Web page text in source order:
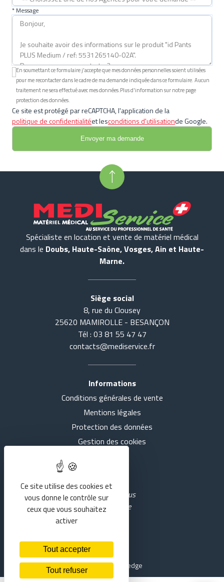
Services
Contact
RESPIRER
MEDICO-CHIRURGICALE
* Message
En soumettant ce formulaire j'accepte que mes données personnelles soient utilisées
pour me recontacter dans le cadre de ma demande indiquée dans ce formulaire. Aucun
traitement ne sera effectué avec mes données.Plus d'information sur notre page
protection des données.
Ce site est protégé par reCAPTCHA, l'application de la
politique de confidentialitéet lesconditions d'utilisationde Google.
Spécialiste en location et vente de matériel médical
dans le Doubs, Haute-Saône, Vosges, Ain et Haute-
Marne.
Siège social
8, rue du Clousey
25620 MAMIROLLE - BESANÇON
Tél : 03 81 55 47 47
contacts@mediservice.fr
Informations
Conditions générales de vente
Mentions légales
Protection des données
Gestion des cookies
Rejoignez-nous
sur YouTube
Réalisation Koredge
Ce site utilise des cookies et
vous donne le contrôle sur
ceux que vous souhaitez
activer
Tout accepter
Tout refuser